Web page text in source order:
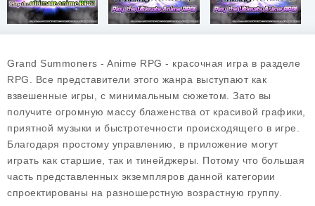
Grand Summoners - Anime RPG - красочная игра в разделе
RPG. Все представители этого жанра выступают как
взвешенные игры, с минимальным сюжетом. Зато вы
получите огромную массу блаженства от красивой графики,
приятной музыки и быстротечности происходящего в игре.
Благодаря простому управлению, в приложение могут
играть как старшие, так и тинейджеры. Потому что большая
часть представленных экземпляров данной категории
спроектированы на разношерстную возрастную группу.